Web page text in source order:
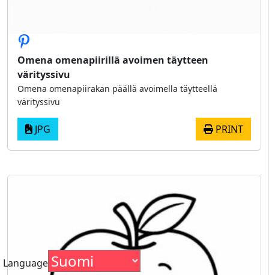
Omena omenapiirillä avoimen täytteen
värityssivu
Omena omenapiirakan päällä avoimella täytteellä
värityssivu
JPG PRINT
Language